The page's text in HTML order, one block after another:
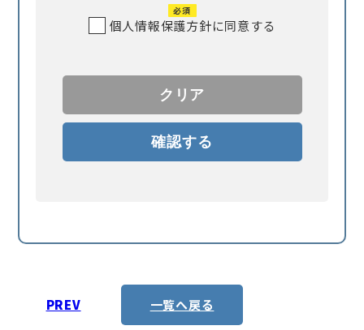
必須
個人情報保護方針に同意する
PREV 一覧へ戻る